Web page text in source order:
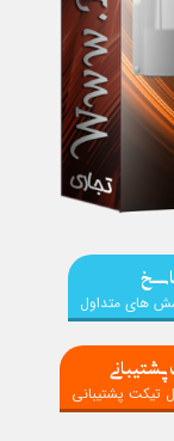
های متداول
تیکت پشتیبانی